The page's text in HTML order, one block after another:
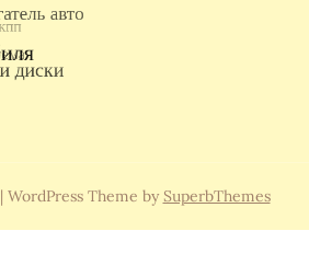
| WordPress Theme by SuperbThemes